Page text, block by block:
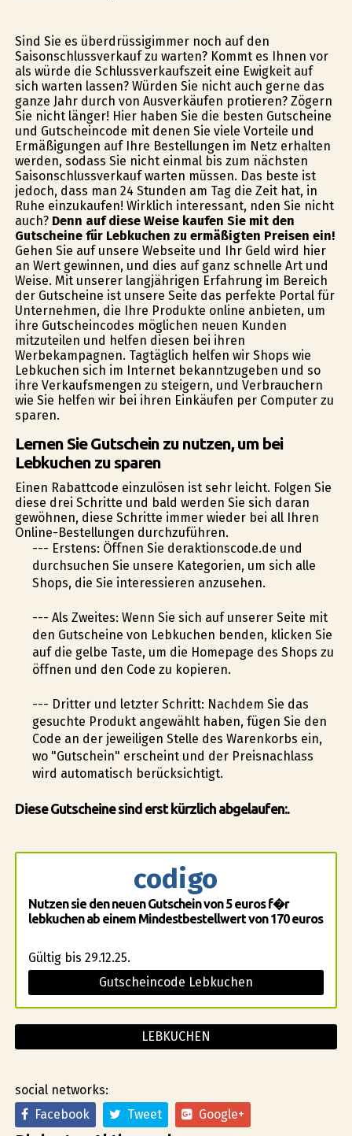
Sind Sie es überdrüssigimmer noch auf den
Saisonschlussverkauf zu warten? Kommt es Ihnen vor
als würde die Schlussverkaufszeit eine Ewigkeit auf
sich warten lassen? Würden Sie nicht auch gerne das
ganze Jahr durch von Ausverkäufen profitieren? Zögern
Sie nicht länger! Hier haben Sie die besten Gutscheine
und Gutscheincode mit denen Sie viele Vorteile und
Ermäßigungen auf Ihre Bestellungen im Netz erhalten
werden, sodass Sie nicht einmal bis zum nächsten
Saisonschlussverkauf warten müssen. Das beste ist
jedoch, dass man 24 Stunden am Tag die Zeit hat, in
Ruhe einzukaufen! Wirklich interessant, finden Sie nicht
auch? Denn auf diese Weise kaufen Sie mit den
Gutscheine für Lebkuchen zu ermäßigten Preisen ein!
Gehen Sie auf unsere Webseite und Ihr Geld wird hier
an Wert gewinnen, und dies auf ganz schnelle Art und
Weise. Mit unserer langjährigen Erfahrung im Bereich
der Gutscheine ist unsere Seite das perfekte Portal für
Unternehmen, die Ihre Produkte online anbieten, um
ihre Gutscheincodes möglichen neuen Kunden
mitzuteilen und helfen diesen bei ihren
Werbekampagnen. Tagtäglich helfen wir Shops wie
Lebkuchen sich im Internet bekanntzugeben und so
ihre Verkaufsmengen zu steigern, und Verbrauchern
wie Sie helfen wir bei ihren Einkäufen per Computer zu
sparen.
Lernen Sie Gutschein zu nutzen, um bei
Lebkuchen zu sparen
Einen Rabattcode einzulösen ist sehr leicht. Folgen Sie
diese drei Schritte und bald werden Sie sich daran
gewöhnen, diese Schritte immer wieder bei all Ihren
Online-Bestellungen durchzuführen.
--- Erstens: Öffnen Sie deraktionscode.de und
durchsuchen Sie unsere Kategorien, um sich alle
Shops, die Sie interessieren anzusehen.
--- Als Zweites: Wenn Sie sich auf unserer Seite mit
den Gutscheine von Lebkuchen befinden, klicken Sie
auf die gelbe Taste, um die Homepage des Shops zu
öffnen und den Code zu kopieren.
--- Dritter und letzter Schritt: Nachdem Sie das
gesuchte Produkt angewählt haben, fügen Sie den
Code an der jeweiligen Stelle des Warenkorbs ein,
wo "Gutschein" erscheint und der Preisnachlass
wird automatisch berücksichtigt.
Diese Gutscheine sind erst kürzlich abgelaufen:.
codigo
Nutzen sie den neuen Gutschein von 5 euros f�r
lebkuchen ab einem Mindestbestellwert von 170 euros
Gültig bis 29.12.25.
Gutscheincode Lebkuchen
LEBKUCHEN
social networks:
Facebook
Tweet Google+